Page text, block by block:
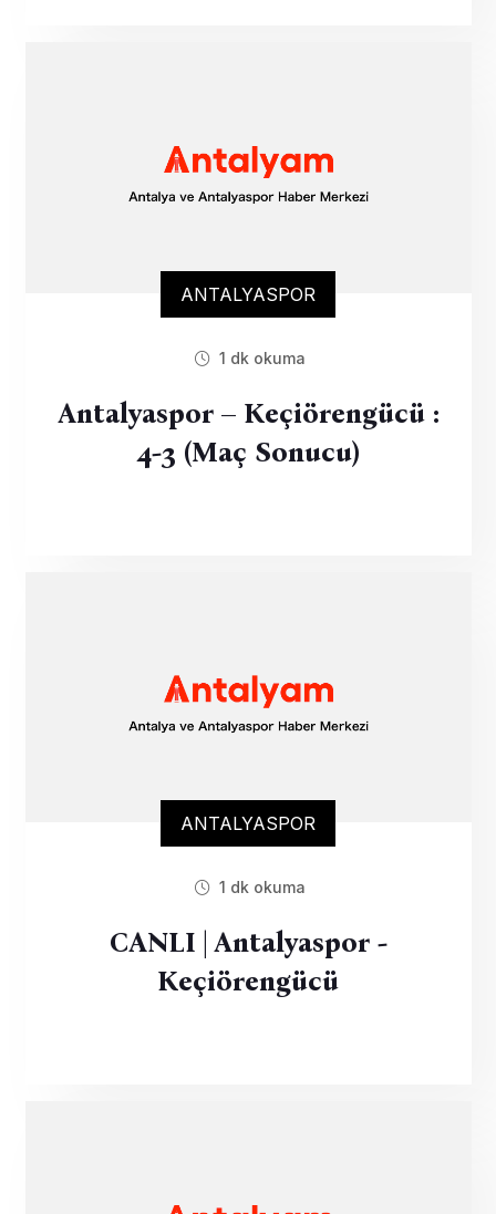
ANTALYASPOR
1 dk okuma
Antalyaspor – Keçiörengücü :
4-3 (Maç Sonucu)
ANTALYASPOR
1 dk okuma
CANLI | Antalyaspor -
Keçiörengücü